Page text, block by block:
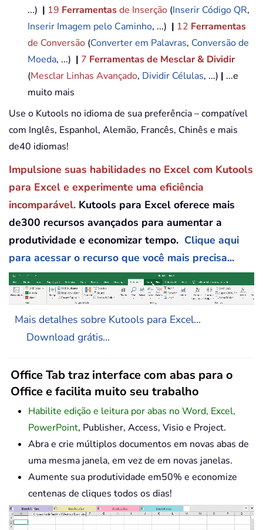
...) | 19 Ferramentasde Inserção (Inserir Código QR,
Inserir Imagem pelo Caminho, ...) | 12 Ferramentas
de Conversão (Converter em Palavras, Conversão de
Moeda, ...) | 7 Ferramentas de Mesclar & Dividir
(Mesclar Linhas Avançado, Dividir Células, ...) | ...e
muito mais
Use o Kutools no idioma de sua preferência – compatível
com Inglês, Espanhol, Alemão, Francês, Chinês e mais
de40 idiomas!
Impulsione suas habilidades no Excel com Kutools
para Excel e experimente uma eficiência
incomparável. Kutools para Excel oferece mais
de300 recursos avançados para aumentar a
produtividade e economizar tempo. Clique aqui
para acessar o recurso que você mais precisa...
Mais detalhes sobre Kutools para Excel...
Download grátis...
Office Tab traz interface com abas para o
Office e facilita muito seu trabalho
Habilite edição e leitura por abas no Word, Excel,
PowerPoint, Publisher, Access, Visio e Project.
Abra e crie múltiplos documentos em novas abas de
uma mesma janela, em vez de em novas janelas.
Aumente sua produtividade em50% e economize
centenas de cliques todos os dias!